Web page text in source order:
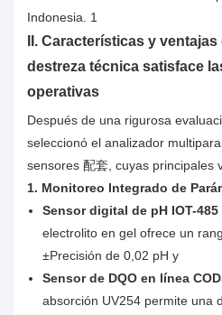
II. Características y
destreza técnica satisface
operativas
Después de una rigurosa
seleccionó el analizador
sensores 配套, cuyas principales
1. Monitoreo Integrado de
Sensor digital de pH IOT-485
electrolito en gel ofrece un
±Precisión de 0,02 pH y
Sensor de DQO en línea
absorción UV254 permite una